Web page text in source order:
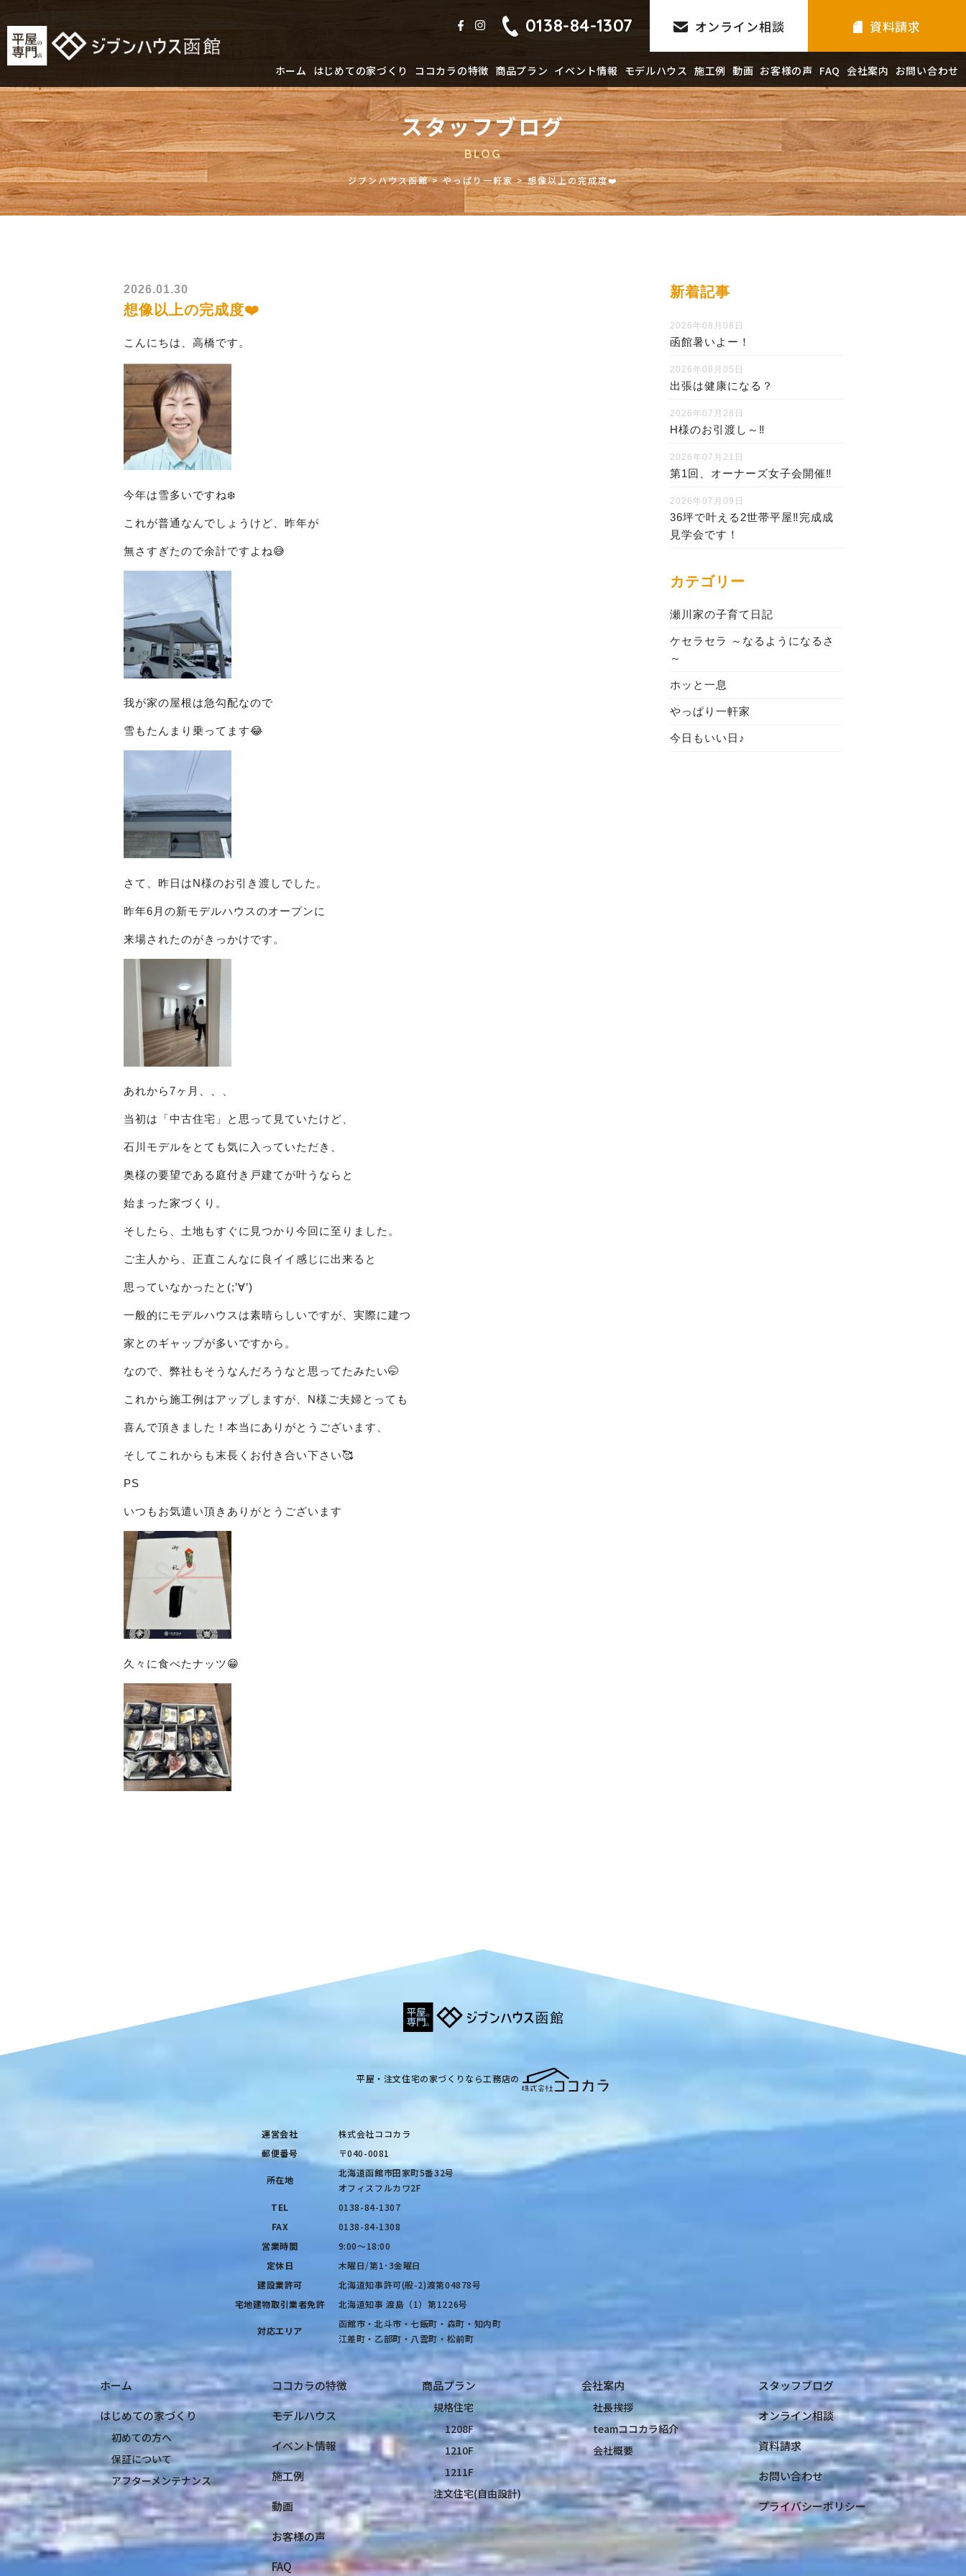
0138-84-1307 オンライン相談 資料請求
ホーム はじめての家づくり ココカラの特徴 商品プラン イベント情報 モデルハウス 施工例 動画 お客様の声 FAQ 会社案内 お問い合わせ
スタッフブログ
BLOG
ジブンハウス函館>やっぱり一軒家>想像以上の完成度❤️
2026.01.30
想像以上の完成度❤️
こんにちは、高橋です。
今年は雪多いですね❄️
これが普通なんでしょうけど、昨年が
無さすぎたので余計ですよね😅
我が家の屋根は急勾配なので
雪もたんまり乗ってます😂
さて、昨日はN様のお引き渡しでした。
昨年6月の新モデルハウスのオープンに
来場されたのがきっかけです。
あれから7ヶ月、、、
当初は「中古住宅」と思って見ていたけど、
石川モデルをとても気に入っていただき、
奥様の要望である庭付き戸建てが叶うならと
始まった家づくり。
そしたら、土地もすぐに見つかり今回に至りました。
ご主人から、正直こんなに良イイ感じに出来ると
思っていなかったと(;’∀’)
一般的にモデルハウスは素晴らしいですが、実際に建つ
家とのギャップが多いですから。
なので、弊社もそうなんだろうなと思ってたみたい🤭
これから施工例はアップしますが、N様ご夫婦とっても
喜んで頂きました！本当にありがとうございます、
そしてこれからも末長くお付き合い下さい🥰
PS
いつもお気遣い頂きありがとうございます
久々に食べたナッツ😁
新着記事
2026年08月08日
函館暑いよー！
2026年08月05日
出張は健康になる？
2026年07月28日
H様のお引渡し～‼
2026年07月21日
第1回、オーナーズ女子会開催‼
2026年07月09日
36坪で叶える2世帯平屋‼完成成
見学会です！
カテゴリー
瀬川家の子育て日記
ケセラセラ ～なるようになるさ
～
ホッと一息
やっぱり一軒家
今日もいい日♪
平屋・注文住宅の家づくりなら工務店の
運営会社
株式会社ココカラ
郵便番号
〒040-0081
所在地
北海道函館市田家町5番32号
オフィスフルカワ2F
TEL
0138-84-1307
FAX
0138-84-1308
営業時間
9:00〜18:00
定休日
木曜日/第1･3金曜日
建設業許可
北海道知事許可(般-2)渡第04878号
宅地建物取引業者免許
北海道知事 渡島（1）第1226号
対応エリア
函館市・北斗市・七飯町・森町・知内町
江差町・乙部町・八雲町・松前町
ホーム
はじめての家づくり
初めての方へ
保証について
アフターメンテナンス
ココカラの特徴
モデルハウス
イベント情報
施工例
動画
お客様の声
FAQ
商品プラン
規格住宅
1208F
1210F
1211F
注文住宅(自由設計)
会社案内
社長挨拶
teamココカラ紹介
会社概要
スタッフブログ
オンライン相談
資料請求
お問い合わせ
プライバシーポリシー